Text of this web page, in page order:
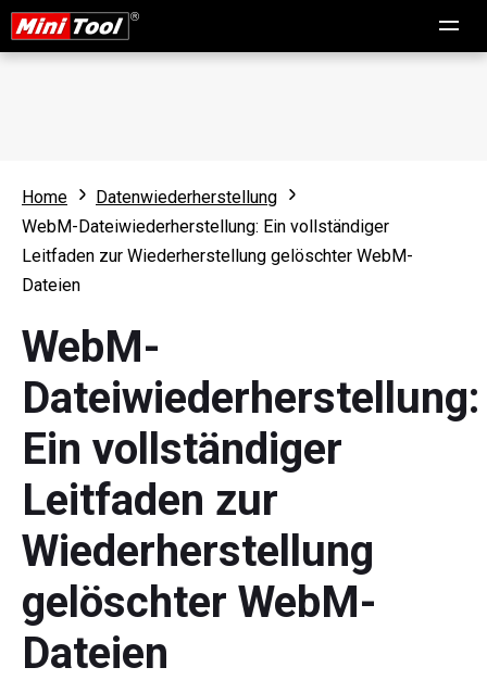
Home
Datenwiederherstellung
WebM-Dateiwiederherstellung: Ein vollständiger
Leitfaden zur Wiederherstellung gelöschter WebM-
Dateien
WebM-
Dateiwiederherstellung:
Ein vollständiger
Leitfaden zur
Wiederherstellung
gelöschter WebM-
Dateien